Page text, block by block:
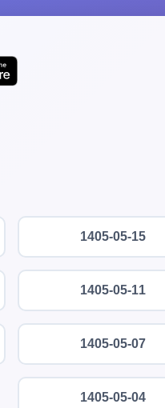
1405-05-15
1405-05-11
1405-05-07
1405-05-04